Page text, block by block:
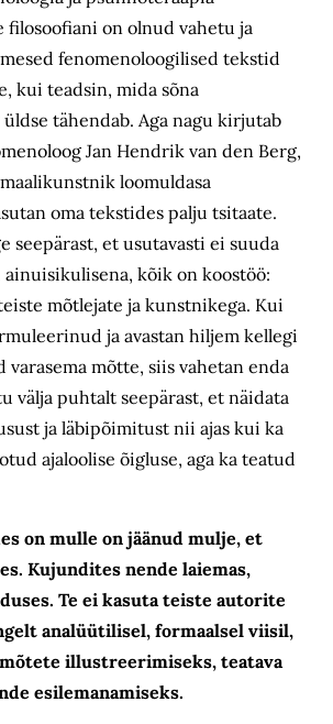
filosoofiani on olnud vahetu ja
fenomenoloogilised tekstid
kui teadsin, mida sõna
üldse tähendab. Aga nagu kirjutab
Jan Hendrik van den Berg,
loomuldasa
oma tekstides palju tsitaate.
seepärast, et usutavasti ei suuda
kõik on koostöö:
mõtlejate ja kunstnikega. Kui
ja avastan hiljem kellegi
varasema mõtte, siis vahetan enda
välja puhtalt seepärast, et näidata
ja läbipõimitust nii ajas kui ka
ajaloolise õigluse, aga ka teatud
on mulle on jäänud mulje, et
Kujundites nende laiemas,
Te ei kasuta teiste autorite
analüütilisel, formaalsel viisil,
illustreerimiseks, teatava
esilemanamiseks.